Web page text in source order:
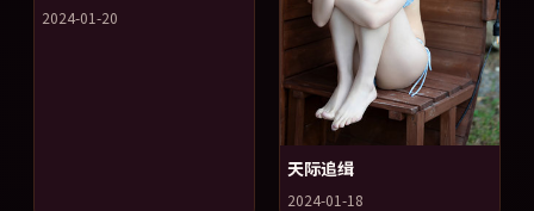
2024-01-20
天际追缉
2024-01-18